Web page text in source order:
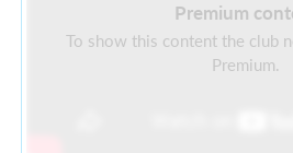
Premium
To show this content the club
Premium.